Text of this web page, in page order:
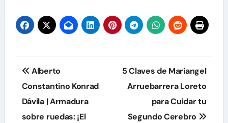
entradas
Navegación
de
entradas
Alberto
Constantino Konrad
Dávila | Armadura
sobre ruedas: ¡El
5 Claves de Mariangel
Arruebarrera Loreto
para Cuidar tu
Segundo Cerebro